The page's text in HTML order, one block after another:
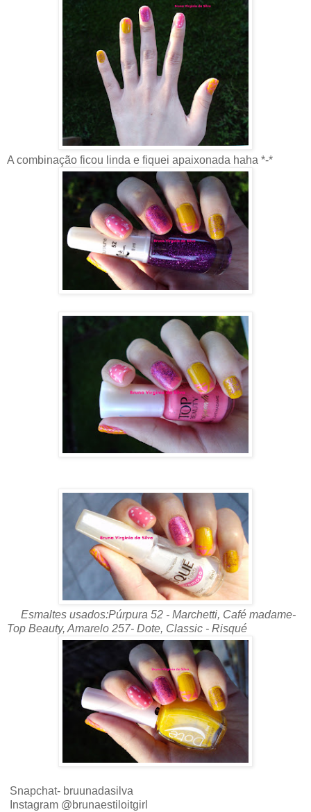
A combinação ficou linda e fiquei apaixonada haha *-*
Esmaltes usados:Púrpura 52 - Marchetti, Café madame-
Top Beauty, Amarelo 257- Dote, Classic - Risqué
Snapchat- bruunadasilva
Instagram @brunaestiloitgirl